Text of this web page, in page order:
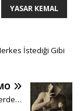
YASAR KEMAL
İstediği Gibi